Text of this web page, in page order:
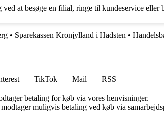
at besøge en filial, ringe til kundeservice eller
• Sparekassen Kronjylland i Hadsten •
TikTok Mail
RSS
betaling for køb via vores henvisninger.
muligvis betaling ved køb via